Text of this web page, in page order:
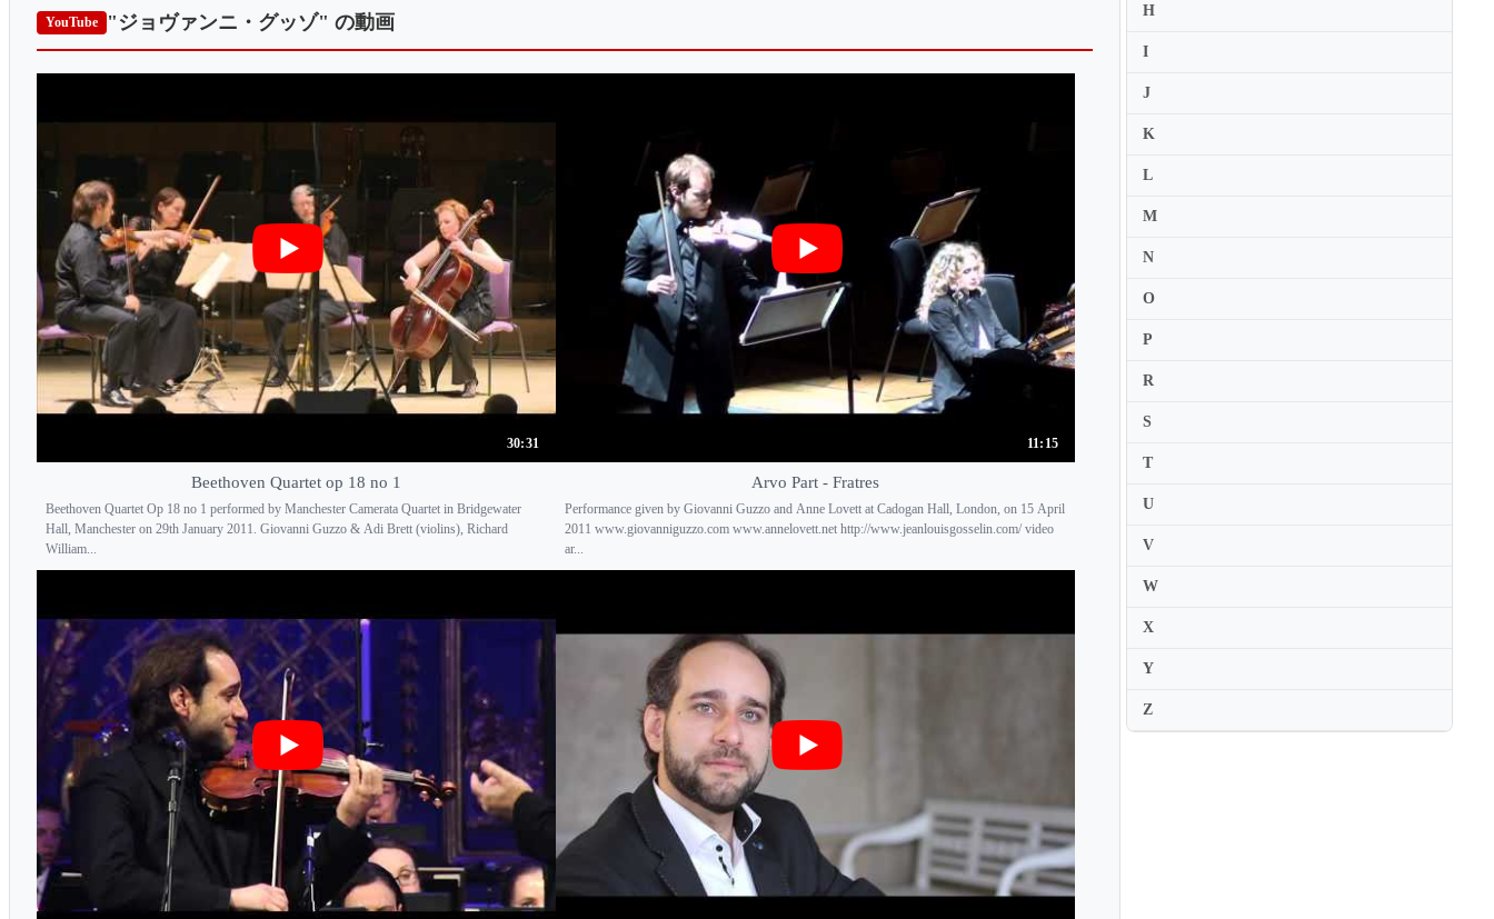
YouTube "ジョヴァンニ・グッゾ" の動画
30:31
Beethoven Quartet op 18 no 1
Beethoven Quartet Op 18 no 1 performed by Manchester Camerata Quartet in Bridgewater
Hall, Manchester on 29th January 2011. Giovanni Guzzo & Adi Brett (violins), Richard
William...
11:15
Arvo Part - Fratres
Performance given by Giovanni Guzzo and Anne Lovett at Cadogan Hall, London, on 15 April
2011 www.giovanniguzzo.com www.annelovett.net http://www.jeanlouisgosselin.com/ video
ar...
George Enescu
Gertrud Schilde
Giuliano Carmignola
Gordan Nikolitch
H
I
J
K
L
M
N
O
P
R
S
T
U
V
W
X
Y
Z